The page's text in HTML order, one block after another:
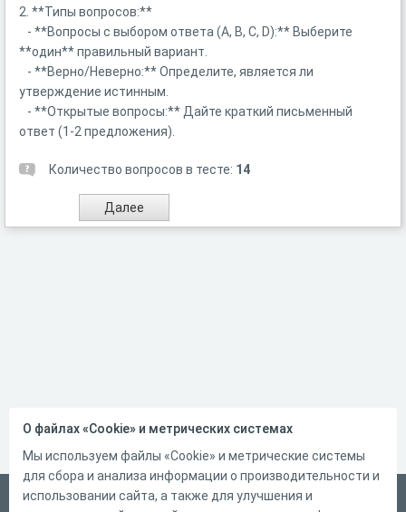
2. **Типы вопросов:**
- **Вопросы с выбором ответа (A, B, C, D):** Выберите
**один** правильный вариант.
- **Верно/Неверно:** Определите, является ли
утверждение истинным.
- **Открытые вопросы:** Дайте краткий письменный
ответ (1-2 предложения).
Количество вопросов в тесте: 14
Русский
О файлах «Cookie» и метрических системах
Мы используем файлы «Cookie» и метрические системы
для сбора и анализа информации о производительности и
использовании сайта, а также для улучшения и